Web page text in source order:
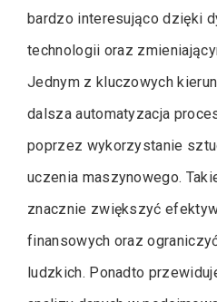
bardzo interesująco dzięki
technologii oraz
Jednym z kluczowych
dalsza automatyzacja
poprzez wykorzystanie
uczenia maszynowego.
znacznie zwiększyć
finansowych oraz
ludzkich. Ponadto